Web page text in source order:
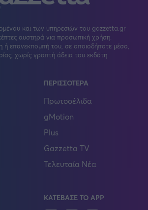
και των υπηρεσιών του gazzetta.gr
αυστηρά για προσωπική χρήση.
ή επανεκπομπή του, σε οποιοδήποτε μέσο,
χωρίς γραπτή άδεια του εκδότη.
ΠΕΡΙΣΣΟΤΕΡΑ
Πρωτοσέλιδα
gMotion
Plus
Gazzetta TV
Τελευταία Νέα
ΚΑΤΕΒΑΣΕ ΤΟ APP